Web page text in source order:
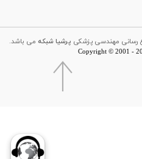
رسانی مهندسی پزشکی پرشیا شبکه می باشد
Copyright © 2001 -